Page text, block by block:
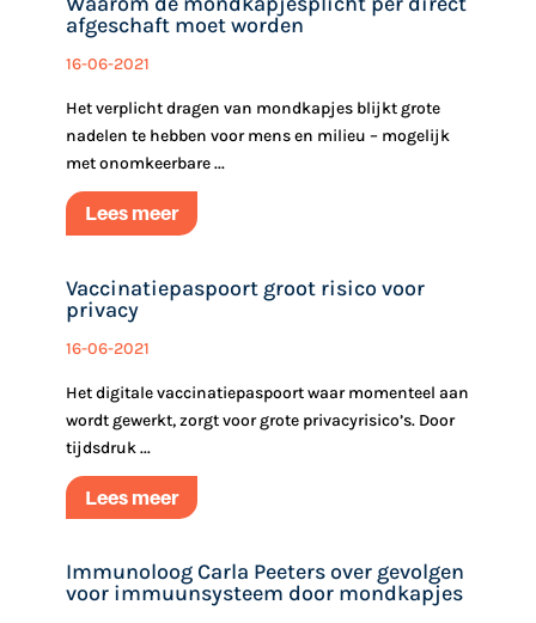
afgeschaft moet worden
16-06-2021
Het verplicht dragen van mondkapjes blijkt grote
nadelen te hebben voor mens en milieu – mogelijk
met onomkeerbare ...
Lees meer
Vaccinatiepaspoort groot risico voor
privacy
16-06-2021
Het digitale vaccinatiepaspoort waar momenteel aan
wordt gewerkt, zorgt voor grote privacyrisico’s. Door
tijdsdruk ...
Lees meer
Immunoloog Carla Peeters over gevolgen
voor immuunsysteem door mondkapjes